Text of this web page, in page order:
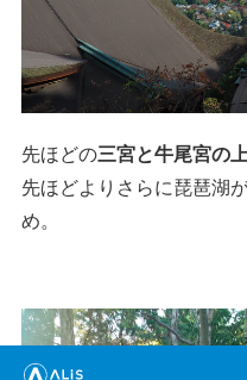
先ほどの三宮と牛尾宮の
先ほどよりさらに琵琶湖
め。